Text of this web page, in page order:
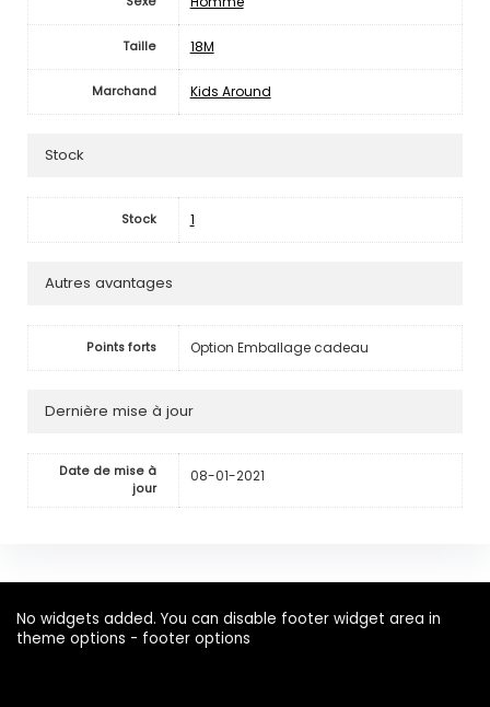
Taille 18M
Marchand Kids Around
Stock
Stock 1
Autres avantages
Points forts Option Emballage cadeau
Dernière mise à jour
Date de mise à
jour
08-01-2021
No widgets added. You can disable footer widget area in
theme options - footer options